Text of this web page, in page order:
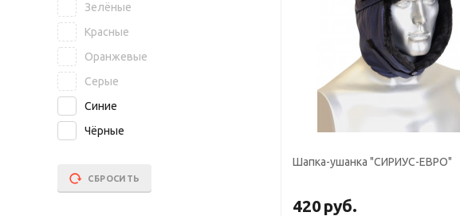
Шапка-ушанка "СИРИУС-ЕВРО"
420руб.
Зелёные
Красные
Оранжевые
Серые
Синие
Чёрные
СБРОСИТЬ